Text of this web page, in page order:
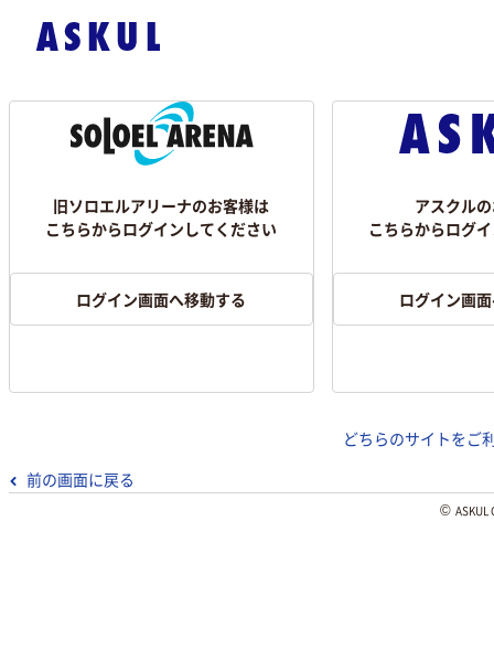
旧ソロエルアリーナのお客様は
こちらからログインしてください
ログイン画面へ移動する
アスクル
こちらからログ
ログイン画
どちらのサイトをご
前の画面に戻る
©